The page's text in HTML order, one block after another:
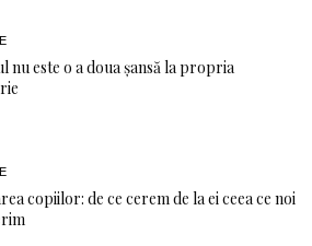
nu este o a doua șansă la propria
copiilor: de ce cerem de la ei ceea ce noi